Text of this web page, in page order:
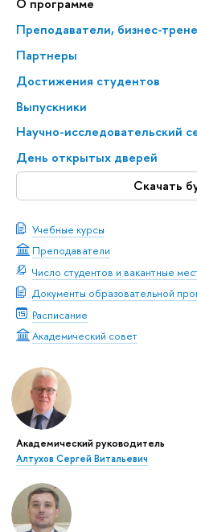
О программе
Преподаватели, бизнес-
Партнеры
Достижения студентов
Выпускники
Научно-исследовательский
День открытых дверей
Скачать
Учебные курсы
Преподаватели
Число студентов и вакантные
Документы образовательной
Расписание
Академический совет
Академический руководитель
Алтухов Сергей Витальевич